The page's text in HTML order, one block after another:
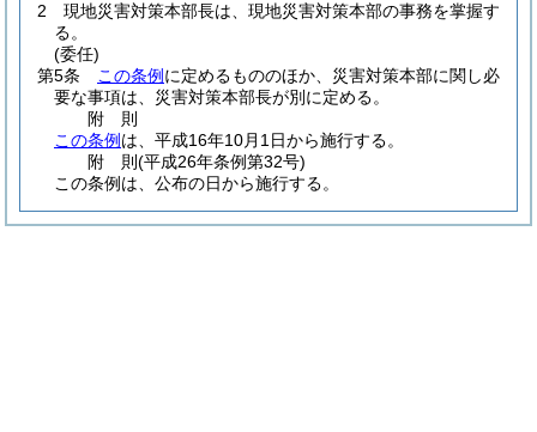
2
現地災害対策本部長は、現地災害対策本部の事務を掌握す
る。
(委任)
第5条
この条例 に定めるもののほか、災害対策本部に関し必
要な事項は、災害対策本部長が別に定める。
附 則
この条例 は、平成16年10月1日から施行する。
附 則(平成26年条例第32号)
この条例は、公布の日から施行する。